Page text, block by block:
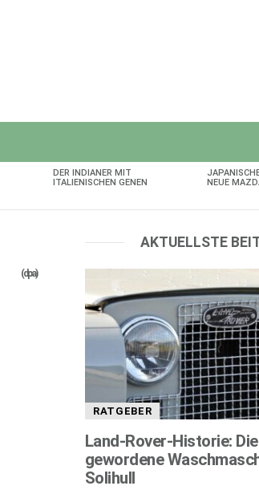
DER INDIANER MIT
ITALIENISCHEN GENEN
NEUE
(dpa)
AKTUELLSTE
RATGEBER
Land-Rover-Historie:
gewordene
Solihull